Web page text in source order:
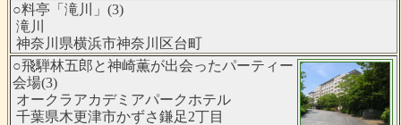
○料亭「滝川」(3)
滝川
神奈川県横浜市神奈川区台町
○飛騨林五郎と神崎薫が出会ったパーティー
会場(3)
オークラアカデミアパークホテル
千葉県木更津市かずさ鎌足2丁目